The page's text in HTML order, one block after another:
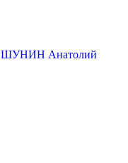
ШУНИН Анатолий